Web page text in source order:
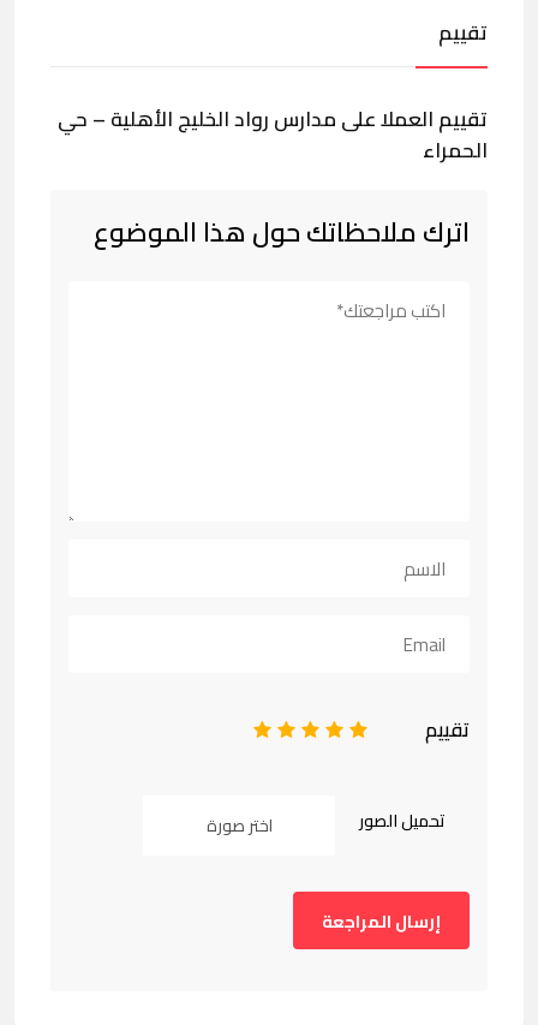
تقييم
تقييم العملا على مدارس رواد الخليج الأهلية – حي
الحمراء
اترك ملاحظاتك حول هذا الموضوع
تقييم 5
4
3
2
تحميل الصور اختر صورة